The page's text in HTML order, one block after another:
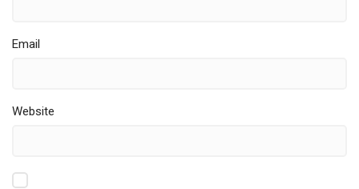
Email
Website